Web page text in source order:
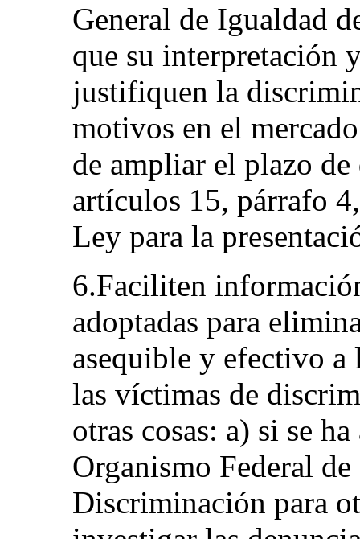
General de Igualdad
que su interpretación
justifiquen la
motivos en el
de ampliar el plazo
artículos 15, párrafo
Ley para la
6.Faciliten
adoptadas para
asequible y efectivo a
las víctimas de
otras cosas: a) si se
Organismo Federal
Discriminación para